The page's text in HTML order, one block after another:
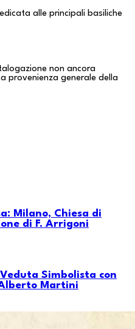
alle principali basiliche
non ancora
provenienza generale della
Milano, Chiesa di
di F. Arrigoni
Simbolista con
Martini